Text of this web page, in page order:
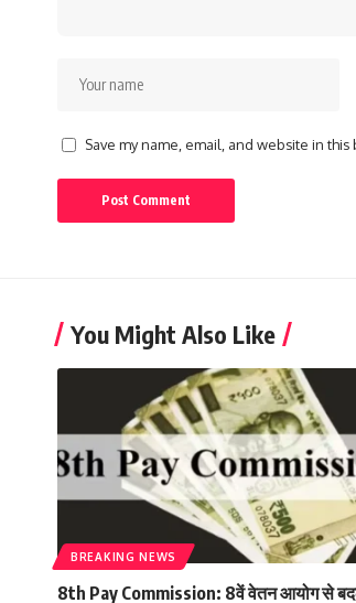
Save my name, email, and website in
You Might Also Like
BREAKING NEWS
8th Pay Commission: 8वें वेतन आयोग से